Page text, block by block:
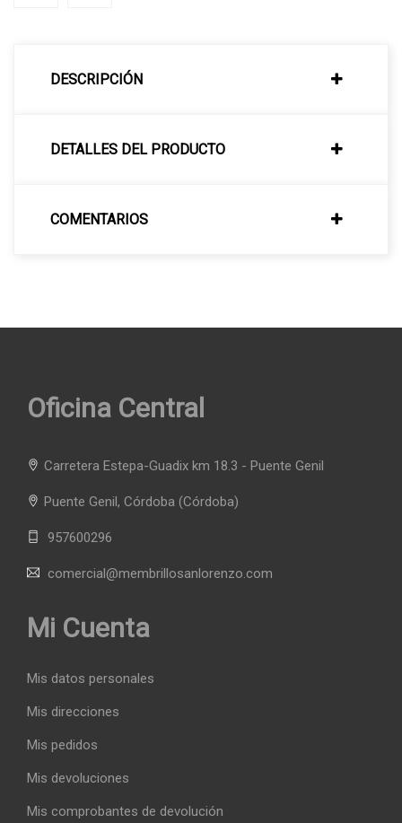
DESCRIPCIÓN
DETALLES DEL PRODUCTO
COMENTARIOS
Oficina Central
Carretera Estepa-Guadix km 18.3 - Puente Genil
Puente Genil, Córdoba (Córdoba)
957600296
comercial@membrillosanlorenzo.com
Mi Cuenta
Mis datos personales
Mis direcciones
Mis pedidos
Mis devoluciones
Mis comprobantes de devolución